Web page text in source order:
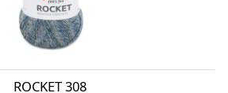
ROCKET 308